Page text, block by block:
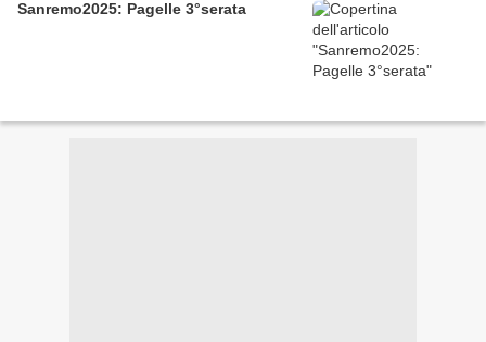
Sanremo2025: Pagelle 3°serata